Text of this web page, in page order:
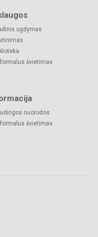
ugdymas
švietimas
nuorodos
švietimas